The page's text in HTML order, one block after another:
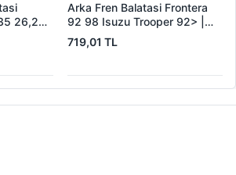
26,260
B 1278
19557 /
Arka Fren Balatasi Frontera
92 98 Isuzu Trooper 92> |
KRAFTVOLL 07160049 |
OEM 160 5851
719,01 TL